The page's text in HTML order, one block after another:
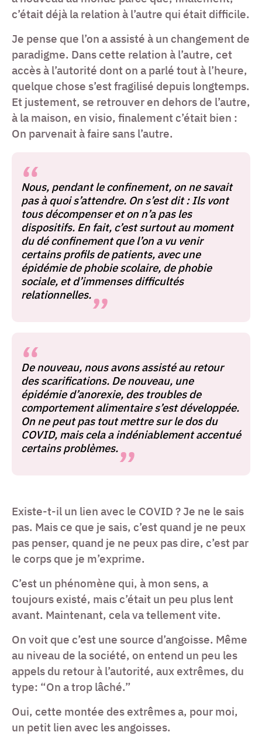
c’était déjà la relation à l’autre qui était difficile.
Je pense que l’on a assisté à un changement de
paradigme. Dans cette relation à l’autre, cet
accès à l’autorité dont on a parlé tout à l’heure,
quelque chose s’est fragilisé depuis longtemps.
Et justement, se retrouver en dehors de l’autre,
à la maison, en visio, finalement c’était bien :
On parvenait à faire sans l’autre.
Nous, pendant le confinement, on ne savait
pas à quoi s’attendre. On s’est dit : Ils vont
tous décompenser et on n’a pas les
dispositifs. En fait, c’est surtout au moment
du dé confinement que l’on a vu venir
certains profils de patients, avec une
épidémie de phobie scolaire, de phobie
sociale, et d’immenses difficultés
relationnelles.
De nouveau, nous avons assisté au retour
des scarifications. De nouveau, une
épidémie d’anorexie, des troubles de
comportement alimentaire s’est développée.
On ne peut pas tout mettre sur le dos du
COVID, mais cela a indéniablement accentué
certains problèmes.
Existe-t-il un lien avec le COVID ? Je ne le sais
pas. Mais ce que je sais, c’est quand je ne peux
pas penser, quand je ne peux pas dire, c’est par
le corps que je m’exprime.
C’est un phénomène qui, à mon sens, a
toujours existé, mais c’était un peu plus lent
avant. Maintenant, cela va tellement vite.
On voit que c’est une source d’angoisse. Même
au niveau de la société, on entend un peu les
appels du retour à l’autorité, aux extrêmes, du
type: “On a trop lâché.”
Oui, cette montée des extrêmes a, pour moi,
un petit lien avec les angoisses.